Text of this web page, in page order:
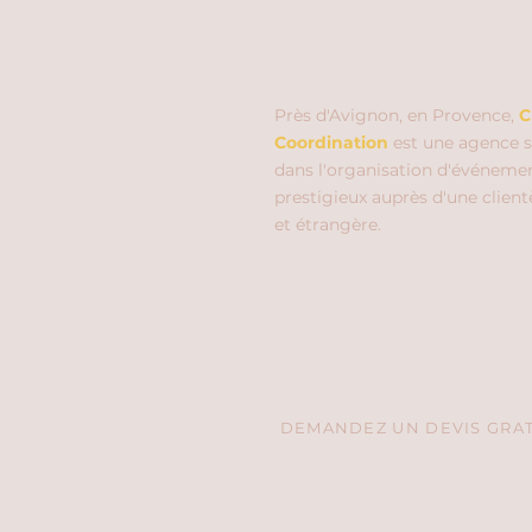
Près d'Avignon, en Provence,
Coordination est une agence
dans l'organisation
prestigieux auprès d'une
et étrangère.
DEMANDEZ UN DEVIS